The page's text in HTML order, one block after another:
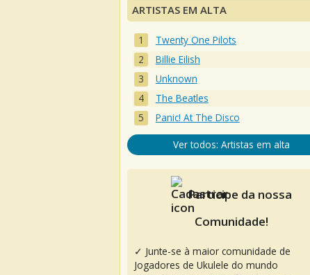
ARTISTAS EM ALTA
Twenty One Pilots
Billie Eilish
Unknown
The Beatles
Panic! At The Disco
Ver todos: Artistas em alta
Participe da nossa
Comunidade!
✓ Junte-se à maior comunidade de
Jogadores de Ukulele do mundo